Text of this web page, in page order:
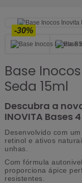
-30%
Base
Seda 15ml
Descubra a
INOVITA Bases
Desenvolvido com
retinol e ativos
unhas.
Com fórmula
proporciona ápice
resistentes.